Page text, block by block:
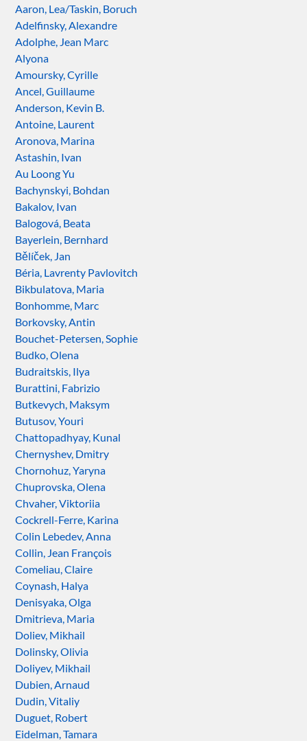
Aaron, Lea/Taskin, Boruch
Adelfinsky, Alexandre
Adolphe, Jean Marc
Alyona
Amoursky, Cyrille
Ancel, Guillaume
Anderson, Kevin B.
Antoine, Laurent
Aronova, Marina
Astashin, Ivan
Au Loong Yu
Bachynskyi, Bohdan
Bakalov, Ivan
Balogová, Beata
Bayerlein, Bernhard
Bělíček, Jan
Béria, Lavrenty Pavlovitch
Bikbulatova, Maria
Bonhomme, Marc
Borkovsky, Antin
Bouchet-Petersen, Sophie
Budko, Olena
Budraitskis, Ilya
Burattini, Fabrizio
Butkevych, Maksym
Butusov, Youri
Chattopadhyay, Kunal
Chernyshev, Dmitry
Chornohuz, Yaryna
Chuprovska, Olena
Chvaher, Viktoriia
Cockrell-Ferre, Karina
Colin Lebedev, Anna
Collin, Jean François
Comeliau, Claire
Coynash, Halya
Denisyaka, Olga
Dmitrieva, Maria
Doliev, Mikhail
Dolinsky, Olivia
Doliyev, Mikhail
Dubien, Arnaud
Dudin, Vitaliy
Duguet, Robert
Eidelman, Tamara